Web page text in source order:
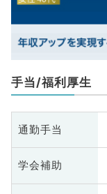
手当/福利厚生
通勤手当
学会補助